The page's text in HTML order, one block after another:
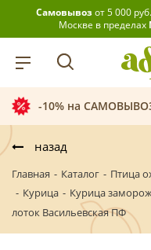
Самовывозот 5 000 руб.
Москве в пределах
График приёма
назад
Главная - Каталог - Птица
- Курица - Курица
лоток Васильевская ПФ